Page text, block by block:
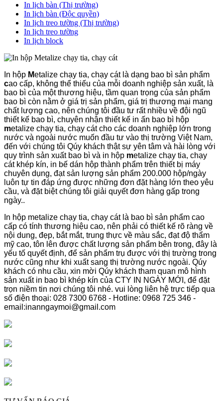
In lịch bàn (Thị trường)
In lịch bàn (Độc quyền)
In lịch treo tường (Thị trường)
In lịch treo tường
In lịch block
In hộp Metalize chạy tia, chạy cát là dạng bao bì sản phẩm
cao cấp, không thể thiếu của mỗi doanh nghiệp sản xuất, là
bao bì của một thương hiệu, tầm quan trọng của sản phẩm
bao bì còn nằm ở giá trị sản phẩm, giá trị thương mại mang
chất lượng cao, nên chúng tôi đầu tư rất nhiều về đội ngũ
thiết kế bao bì, chuyên nhận thiết kế in ấn bao bì hộp
metalize chạy tia, chạy cát cho các doanh nghiệp lớn trong
nước và ngoài nước muốn đầu tư vào thị trường Việt Nam,
đến với chúng tôi Qúy khách thật sự yên tâm và hài lòng với
quy trình sản xuất bao bì và in hộp metalize chạy tia, chạy
cát khép kín, in bế dán hộp thành phẩm trên thiết bị máy
chuyên dụng, đạt sản lượng sản phẩm 200.000 hộp/ngày
luôn tự tin đáp ứng được những đơn đặt hàng lớn theo yêu
cầu, và đặt biệt chúng tôi giải quyết đơn hàng gấp trong
ngày..
In hộp metalize chạy tia, chạy cát là bao bì sản phẩm cao
cấp có tính thương hiệu cao, nên phải có thiết kế rõ ràng về
nội dung, đẹp, bắt mắt, trung thực về màu sắc, đạt độ thẩm
mỹ cao, tôn lên được chất lượng sản phẩm bên trong, đây là
yếu tố quyết định, để sản phẩm trụ được với thị trường trong
nước cũng như khi xuất sang thị trường nước ngoài. Qúy
khách có nhu cầu, xin mời Qúy khách tham quan mô hình
sản xuất in bao bì khép kín của CTY IN NGÀY MỚI, để đặt
trọn niềm tin nơi chúng tôi nhé. vui lòng liên hệ trực tiếp qua
số điện thoại: 028 7300 6768 - Hotline: 0968 725 346 -
email:inanngaymoi@gmail.com